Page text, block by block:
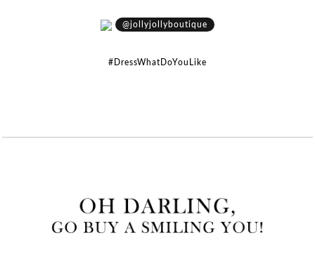
@jollyjollyboutique
#DressWhatDoYouLike